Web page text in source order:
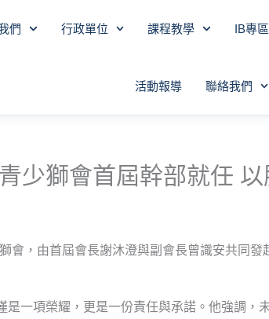
們 行政單位 課程教學 IB專區
活動報導 聯絡我們
少獅會首屆幹部就任
會，由首屆會長謝沐澄與副會長曾識安共同
一項榮耀，更是一份責任與承諾。他強調，